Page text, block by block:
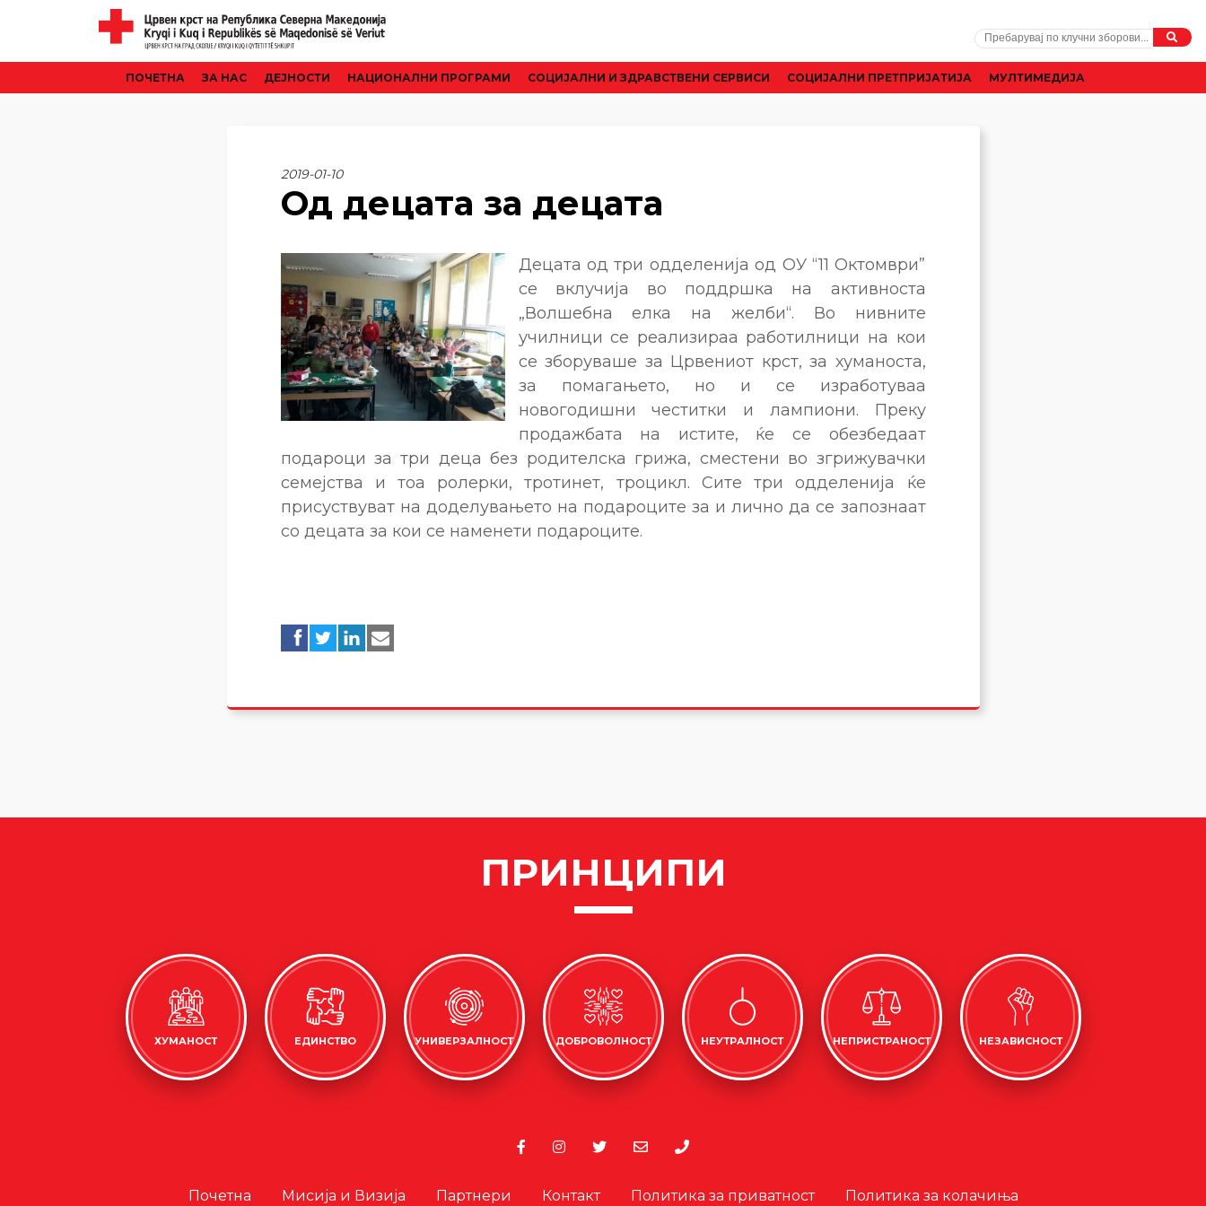
ПОЧЕТНА ЗА НАС ДЕЈНОСТИ НАЦИОНАЛНИ ПРОГРАМИ CОЦИЈАЛНИ И ЗДРАВСТВЕНИ СЕРВИСИ СОЦИЈАЛНИ ПРЕТПРИЈАТИЈА МУЛТИМЕДИЈА
2019-01-10
Од децата за децата
Децата од три одделенија од ОУ “11 Октомври”
се вклучија во поддршка на активноста
„Волшебна елка на желби“. Во нивните
училници се реализираа работилници на кои
се зборуваше за Црвениот крст, за хуманоста,
за помагањето, но и се изработуваа
новогодишни честитки и лампиони. Преку
продажбата на истите, ќе се обезбедаат
подароци за три деца без родителска грижа, сместени во згрижувачки
семејства и тоа ролерки, тротинет, троцикл. Сите три одделенија ќе
присуствуват на доделувањето на подароците за и лично да се запознаат
со децата за кои се наменети подароците.
ПРИНЦИПИ
ХУМАНОСТ ЕДИНСТВО УНИВЕРЗАЛНОСТ ДОБРОВОЛНОСТ НЕУТРАЛНОСТ НЕПРИСТРАНОСТ НЕЗАВИСНОСТ
Почетна Мисија и Визија Партнери Контакт Политика за приватност Политика за колачиња